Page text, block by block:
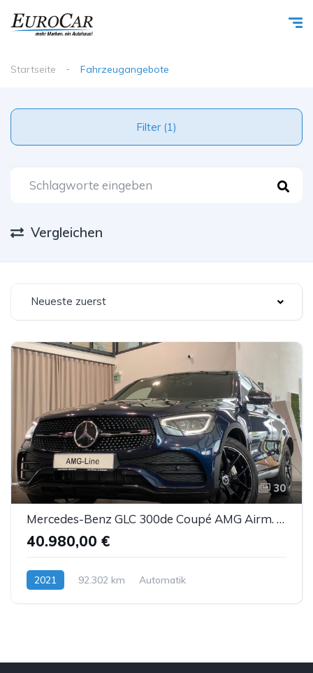
Startseite Fahrzeugangebote
Filter (1)
Vergleichen
Neueste zuerst
30
Mercedes-Benz GLC 300de Coupé AMG Airm. Burm. Sbel HUD DTR AHK
40.980,00 €
2021 92.302 km
Automatik